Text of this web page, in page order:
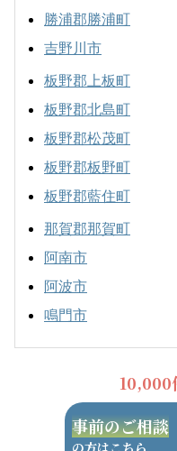
勝浦郡勝浦町
吉野川市
板野郡上板町
板野郡北島町
板野郡松茂町
板野郡板野町
板野郡藍住町
那賀郡那賀町
阿南市
阿波市
鳴門市
10,000
事前のご相談
の方はこちら